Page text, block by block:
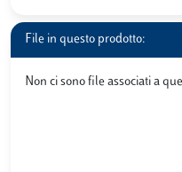
File in questo prodotto:
Non ci sono file associati a